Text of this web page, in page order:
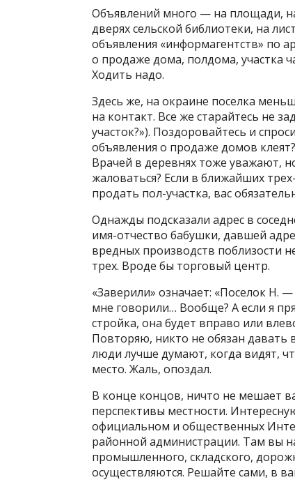
Объявлений много — на площади,
дверях сельской библиотеки, на
объявления «информагентств» по
о продаже дома, полдома, участка
Ходить надо.
Здесь же, на окраине поселка
на контакт. Все же старайтесь не
участок?»). Поздоровайтесь и
объявления о продаже домов
Врачей в деревнях тоже уважают,
жаловаться? Если в ближайших
продать пол-участка, вас
Однажды подсказали адрес в
имя-отчество бабушки, давшей
вредных производств поблизости
трех. Вроде бы торговый центр.
«Заверили» означает: «Поселок Н.
мне говорили… Вообще? А если я
стройка, она будет вправо или
Повторяю, никто не обязан
люди лучше думают, когда видят,
место. Жаль, опоздал.
В конце концов, ничто не мешает
перспективы местности.
официальном и общественных
районной администрации. Там вы
промышленного, складского,
осуществляются. Решайте сами, в